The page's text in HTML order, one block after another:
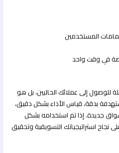
المستخدمين
في وقت واحد
إلى عملائك الحاليين، بل هو
بدقة، قياس الأداء بشكل دقيق،
جديدة. إذا تم استخدامه بشكل
نجاح استراتيجياتك التسويقية وتحقيق